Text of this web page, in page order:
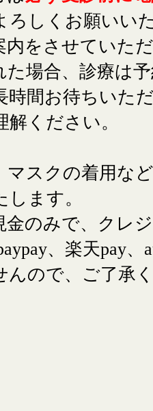
ろしくお願いい
内をさせていた
た場合、診療は
時間お待ちいた
ください。
マスクの着用な
ます。
金のみで、クレ
、楽天pay、
んので、ご了承